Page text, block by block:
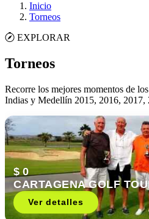
Inicio
Torneos
EXPLORAR
Torneos
Recorre los mejores momentos de
Indias y Medellín 2015, 2016, 2017,
$ 0
CARTAGENA GOLF
Ver detalles